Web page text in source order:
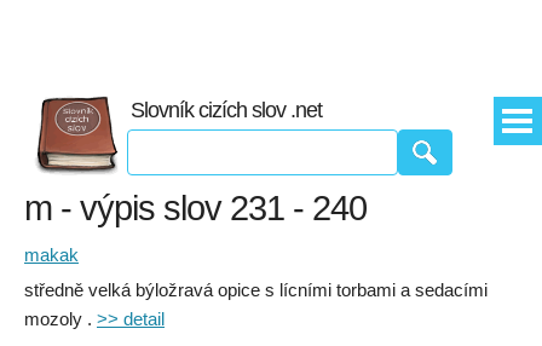
Slovník cizích slov .net
m - výpis slov 231 - 240
makak
středně velká býložravá opice s lícními torbami a sedacími
mozoly . >> detail